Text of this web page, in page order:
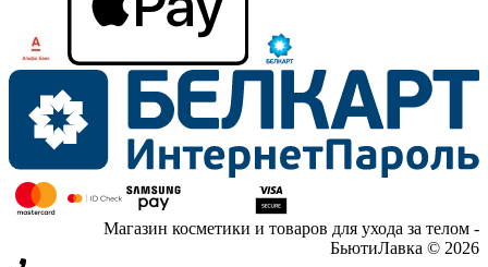
Магазин косметики и товаров для ухода за телом -
БьютиЛавка © 2026